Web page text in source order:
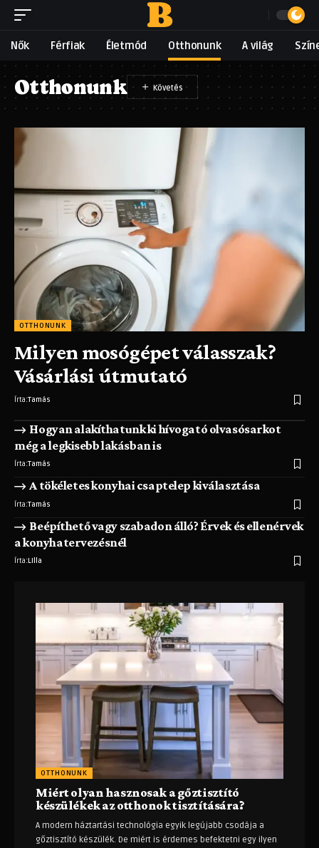
Nők Férfiak Életmód Otthonunk A világ
Otthonunk
OTTHONUNK
Milyen mosógépet válasszak?
Vásárlási útmutató
Írta:Tamás
Hogyan alakíthatunk ki hívogató olvasósarkot
még a legkisebb lakásban is
Írta:Tamás
A tökéletes konyhai csaptelep kiválasztása
Írta:Tamás
Beépíthető vagy szabadon álló? Érvek és ellenérvek
a konyhatervezésnél
Írta: LIlla
OTTHONUNK
Miért olyan hasznosak a gőztisztító
készülékek az otthonok tisztítására?
A modern háztartási technológia egyik legújabb csodája a
gőztisztító készülék. De miért is érdemes befektetni egy ilyen